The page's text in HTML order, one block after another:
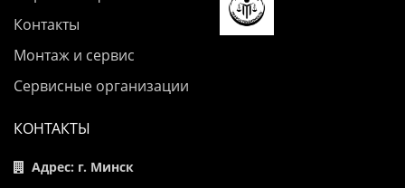
Контакты
Монтаж и сервис
Сервисные организации
КОНТАКТЫ
Адрес: г. Минск